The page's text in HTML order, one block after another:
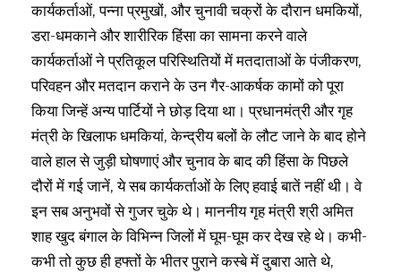
कार्यकर्ताओं, पन्ना प्रमुखों, और चुनावी चक्रों के दौरान धमकियों,
डरा-धमकाने और शारीरिक हिंसा का सामना करने वाले
कार्यकर्ताओं ने प्रतिकूल परिस्थितियों में मतदाताओं के पंजीकरण,
परिवहन और मतदान कराने के उन गैर-आकर्षक कामों को पूरा
किया जिन्हें अन्य पार्टियों ने छोड़ दिया था। प्रधानमंत्री और गृह
मंत्री के खिलाफ धमकियां, केन्द्रीय बलों के लौट जाने के बाद होने
वाले हाल से जुड़ी घोषणाएं और चुनाव के बाद की हिंसा के पिछले
दौरों में गई जानें, ये सब कार्यकर्ताओं के लिए हवाई बातें नहीं थी। वे
इन सब अनुभवों से गुजर चुके थे। माननीय गृह मंत्री श्री अमित
शाह खुद बंगाल के विभिन्न जिलों में घूम-घूम कर देख रहे थे। कभी-
कभी तो कुछ ही हफ्तों के भीतर पुराने कस्बे में दुबारा आते थे,